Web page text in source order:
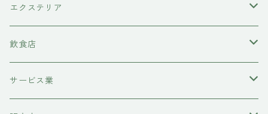
前田牧場
吉岡食品工業
ハニーラルヴァ
コースター
ヘアケア
シャンプー
コンディショナー
水槽底床
コースター
カレー
牛肉
糀
日本酒
ワイン
甘酒
エクステリア
物置
飲食店
レストラン
サービス業